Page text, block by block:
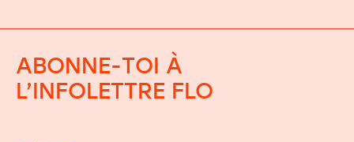
ABONNE-TOI À
L’INFOLETTRE FLO